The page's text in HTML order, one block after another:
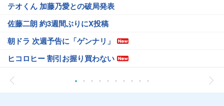
テオくん 加藤乃愛との破局発表
佐藤二朗 約3週間ぶりにX投稿
朝ドラ 次週予告に「ゲンナリ」
ヒコロヒー 割引お握り買わない